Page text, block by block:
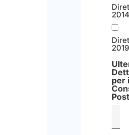
per